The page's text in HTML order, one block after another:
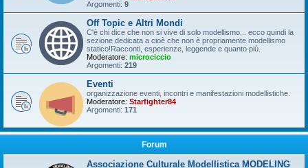
Argomenti: 9
Off Topic e Altri Mondi
C'è chi dice che non si vive di solo modellismo... ecco quindi la
sezione dedicata a cioè che non è propriamente modellismo
statico!Racconti, esperienze, leggende e quanto più.
Moderatore: microciccio
Argomenti: 219
Eventi
organizzazione eventi, incontri e manifestazioni modellistiche.
Moderatore: Starfighter84
Argomenti: 171
Forum
Associazione Culturale Modellistica MODELING